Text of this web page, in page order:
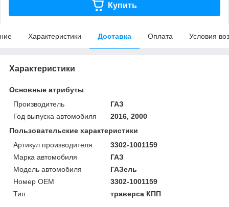
Купить
Характеристики Доставка Оплата Условия
Характеристики
Основные атрибуты
Производитель
ГАЗ
Год выпуска автомобиля
2016, 2000
Пользовательские характеристики
Артикул производителя
3302-1001159
Марка автомобиля
ГАЗ
Модель автомобиля
ГАЗель
Номер OEM
3302-1001159
Тип
траверса КПП